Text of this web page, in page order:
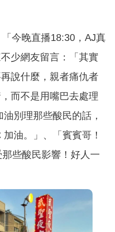
今晚直播18:30，AJ真
少網友留言：「其實
說什麼，親者痛仇者
而不是用嘴巴去處理
別理那些酸民的話，
油。」、「賓賓哥！
些酸民影響！好人一